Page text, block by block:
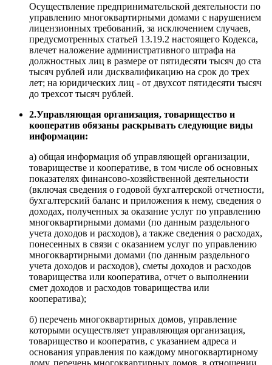
Осуществление предпринимательской деятельности по
управлению многоквартирными домами с нарушением
лицензионных требований, за исключением случаев,
предусмотренных статьей 13.19.2 настоящего Кодекса,
влечет наложение административного штрафа на
должностных лиц в размере от пятидесяти тысяч до ста
тысяч рублей или дисквалификацию на срок до трех
лет; на юридических лиц - от двухсот пятидесяти тысяч
до трехсот тысяч рублей.
2.Управляющая организация, товарищество и
кооператив обязаны раскрывать следующие виды
информации:
а) общая информация об управляющей организации,
товариществе и кооперативе, в том числе об основных
показателях финансово-хозяйственной деятельности
(включая сведения о годовой бухгалтерской отчетности,
бухгалтерский баланс и приложения к нему, сведения о
доходах, полученных за оказание услуг по управлению
многоквартирными домами (по данным раздельного
учета доходов и расходов), а также сведения о расходах,
понесенных в связи с оказанием услуг по управлению
многоквартирными домами (по данным раздельного
учета доходов и расходов), сметы доходов и расходов
товарищества или кооператива, отчет о выполнении
смет доходов и расходов товарищества или
кооператива);
б) перечень многоквартирных домов, управление
которыми осуществляет управляющая организация,
товарищество и кооператив, с указанием адреса и
основания управления по каждому многоквартирному
дому, перечень многоквартирных домов, в отношении